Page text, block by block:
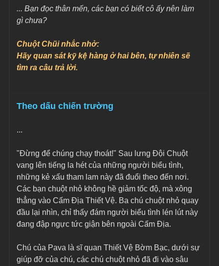
... Bạn đọc thân mến, các bạn có biết cô ấy nên làm
gì chưa?
Chuột Chũi nhắc nhở:
Hãy quan sát kỹ kệ hàng ở hai bên, tự nhiên sẽ
tìm ra câu trả lời.
Theo dấu chiến trường
...
"Đừng để chúng chạy thoát!" Sau lưng Đội Chuột
vang lên tiếng la hét của những người biểu tình,
những kẻ xấu tham lam này đã đuổi theo đến nơi.
Các bạn chuột nhỏ không hề giảm tốc độ, mà xông
thẳng vào Cấm Địa Thiết Vệ. Ba chú chuột nhỏ quay
đầu lại nhìn, chỉ thấy đám người biểu tình lén lút này
đang đập ngực tức giận bên ngoài Cấm Địa.
Chú của Pava là sĩ quan Thiết Vệ Bờm Bạc, dưới sự
giúp đỡ của chú, các chú chuột nhỏ đã đi vào sâu